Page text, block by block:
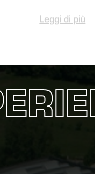
Leggi di più